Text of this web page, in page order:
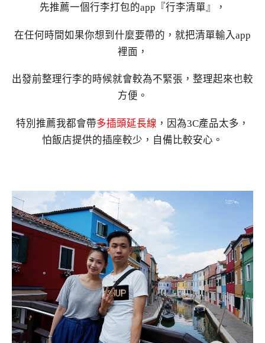
先推薦一個行李打包的app『行李清單』，
在任何時間如果你想到什麼要帶的，就把清單輸入app
裡面，
出發前整理行李的時候就會較為不緊張，整理起來也較
方便。
特別推薦我都會帶多插頭延長線 ，因為3C產品太多，
怕飯店提供的插座較少，自備比較安心。